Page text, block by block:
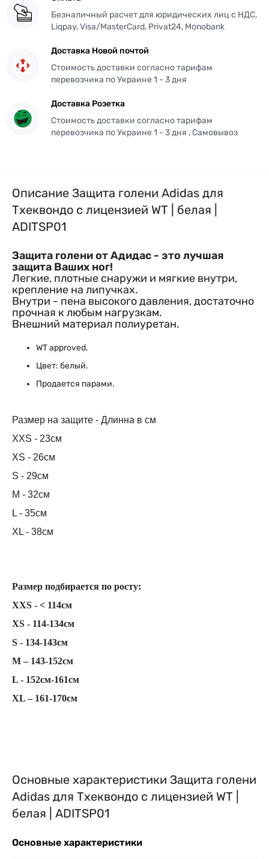
Безналичный расчет для юридических лиц с НДС,
Liqpay, Visa/MasterCard, Privat24, Monobank
Доставка Новой почтой
Стоимость доставки согласно тарифам
перевозчика по Украине 1 - 3 дня
Доставка Розетка
Стоимость доставки согласно тарифам
перевозчика по Украине 1 - 3 дня , Самовывоз
Описание Защита голени Adidas для
Тхеквондо с лицензией WT | белая |
ADITSP01
Защита голени от Адидас - это лучшая
защита Ваших ног!
Легкие, плотные снаружи и мягкие внутри,
крепление на липучках.
Внутри - пена высокого давления, достаточно
прочная к любым нагрузкам.
Внешний материал полиуретан.
WT approved.
Цвет: белый.
Продается парами.
Размер на защите - Длинна в см
XXS - 23см
XS - 26см
S - 29см
M - 32см
L - 35см
XL - 38см
Размер подбирается по росту:
XXS - < 114см
XS - 114-134см
S - 134-143см
M – 143-152см
L - 152см-161см
XL – 161-170см
Основные характеристики Защита голени
Adidas для Тхеквондо с лицензией WT |
белая | ADITSP01
Основные характеристики